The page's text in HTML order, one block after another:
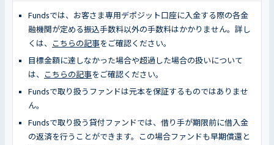
Fundsでは、お客さま専用デポジット口座に入金する際の各金
融機関が定める振込手数料以外の手数料はかかりません。詳し
くは、
こちらの記事をご確認ください。
目標金額に達しなかった場合や超過した場合の扱いについて
は、
こちらの記事をご確認ください。
Fundsで取り扱うファンドは元本を保証するものではありませ
ん。
Fundsで取り扱う貸付ファンドでは、借り手が期限前に借入金
の返済を行うことができます。この場合ファンドも早期償還と